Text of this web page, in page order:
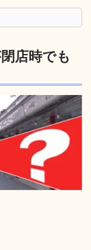
店時でも